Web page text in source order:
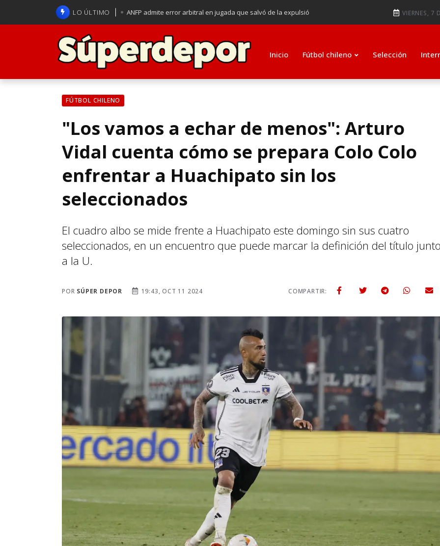
LO ÚLTIMO ANFP admite error arbitral en jugada que salvó de la expulsió
La U se aferra a la esperanza de clasificar a octavos de
Brasil anuncia a Carlo Ancelotti como su nuevo entrenador para
VIERNES, 7
Inicio Fútbol chileno Selección
FÚTBOL CHILENO
"Los vamos a echar de menos": Arturo
Vidal cuenta cómo se prepara Colo Colo
enfrentar a Huachipato sin los
seleccionados
El cuadro albo se mide frente a Huachipato este domingo sin sus cuatro
seleccionados, en un encuentro que puede marcar la definición del título junto
a la U.
POR SÚPER DEPOR 19:43, OCT 11 2024 COMPARTIR: